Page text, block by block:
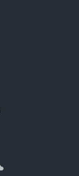
SoundCloud